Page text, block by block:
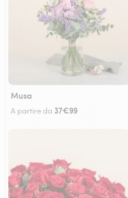
Musa
A partire da 37€99